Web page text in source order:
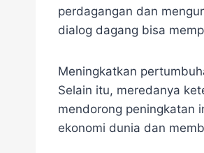
perdagangan dan
dialog dagang bisa
Meningkatkan
Selain itu, meredanya
mendorong peningkatan
ekonomi dunia dan